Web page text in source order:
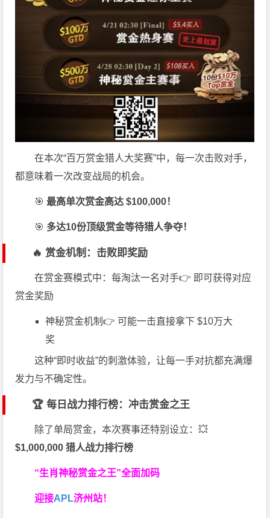
在本次“百万赏金猎人大奖赛”中，每一次击败对手，
都意味着一次改变战局的机会。
🎯最高单次赏金高达 $100,000！
🎯 多达10份顶级赏金等待猎人争夺！
🔥 赏金机制：击败即奖励
在赏金赛模式中：每淘汰一名对手👉 即可获得对应
赏金奖励
神秘赏金机制👉 可能一击直接拿下 $10万大
奖
这种“即时收益”的刺激体验，让每一手对抗都充满爆
发力与不确定性。
🏆 每日战力排行榜：冲击赏金之王
除了单局赏金，本次赛事还特别设立：💥
$1,000,000 猎人战力排行榜
“生肖神秘赏金之王”全面加码
迎接APL济州站！